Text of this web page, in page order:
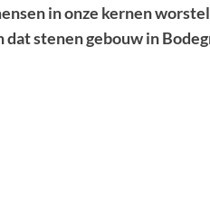
in onze kernen
stenen gebouw in